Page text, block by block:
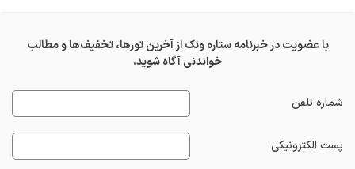
با عضویت در خبرنامه ستاره ونک از آخرین تورها، تخفیف‌ها و مطالب
خواندنی آگاه شوید.
شماره تلفن
پست الکترونیکی